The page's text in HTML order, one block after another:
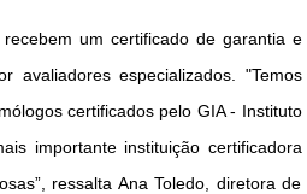
um certificado de garantia e
avaliadores especializados. "Temos
certificados pelo GIA - Instituto
importante instituição certificadora
ressalta Ana Toledo, diretora de